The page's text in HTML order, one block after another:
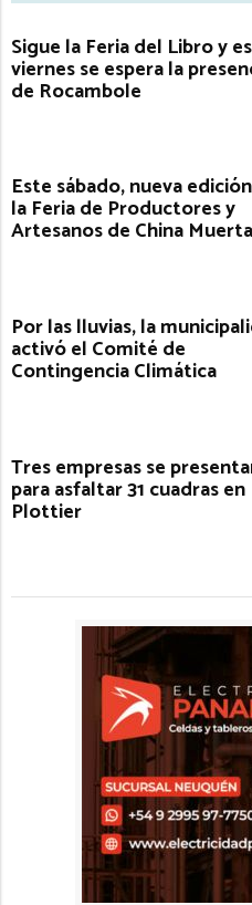
Sigue la Feria del Libro y
viernes se espera la
de Rocambole
Este sábado, nueva
la Feria de Productores y
Artesanos de China Muerta
Por las lluvias, la
activó el Comité de
Contingencia Climática
Tres empresas se
para asfaltar 31 cuadras en
Plottier